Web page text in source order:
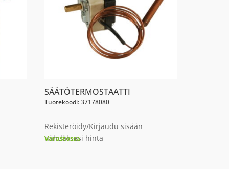
SÄÄTÖTERMOSTAATTI
Tuotekoodi: 37178080
Rekisteröidy/Kirjaudu sisään
nähdäksesi hinta
Varastossa